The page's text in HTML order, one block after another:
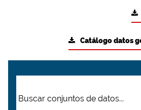
Catálogo datos